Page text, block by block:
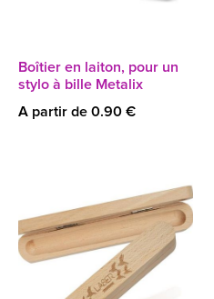
Boîtier en laiton, pour un
stylo à bille Metalix
A partir de 0.90 €